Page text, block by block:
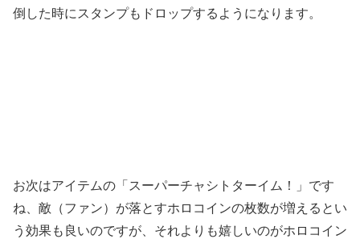
倒した時にスタンプもドロップするようになります。
お次はアイテムの「スーパーチャシトターイム！」です
ね、敵（ファン）が落とすホロコインの枚数が増えるとい
う効果も良いのですが、それよりも嬉しいのがホロコイン